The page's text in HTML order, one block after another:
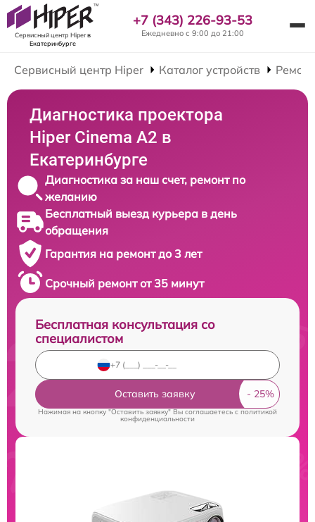
Сервисный центр Hiperв
Екатеринбурге
+7 (343) 226-93-53
Ежедневно с 9:00 до 21:00
Сервисный центр Hiper Каталог устройств
Диагностика проектора
Hiper Cinema A2 в
Екатеринбурге
Диагностика за наш счет, ремонт по
желанию
Бесплатный выезд курьера в день
обращения
Гарантия на ремонт до 3 лет
Срочный ремонт от 35 минут
Бесплатная консультация со
специалистом
Оставить заявку
Нажимая на кнопку "Оставить заявку" Вы соглашаетесь cполитикой
конфиденциальности